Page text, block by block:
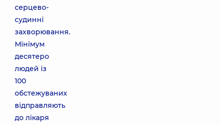
серцево-
судинні
захворювання.
Мінімум
десятеро
людей із
100
обстежуваних
відправляють
до лікаря